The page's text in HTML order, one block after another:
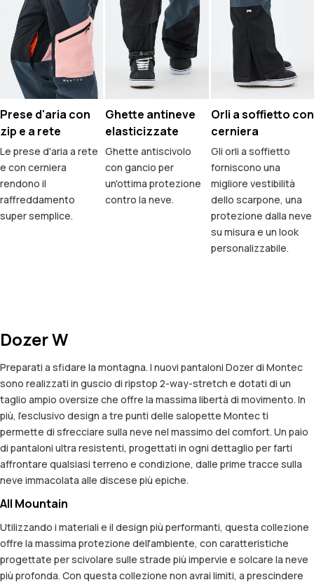
Prese d'aria con
zip e a rete
Le prese d'aria a rete
e con cerniera
rendono il
raffreddamento
super semplice.
Ghette antineve
elasticizzate
Ghette antiscivolo
con gancio per
un'ottima protezione
contro la neve.
Orli a soffietto con
cerniera
Gli orli a soffietto
forniscono una
migliore vestibilità
dello scarpone, una
protezione dalla neve
su misura e un look
personalizzabile.
Dozer W
Preparati a sfidare la montagna. I nuovi pantaloni Dozer di Montec
sono realizzati in guscio di ripstop 2-way-stretch e dotati di un
taglio ampio oversize che offre la massima libertà di movimento. In
più, l’esclusivo design a tre punti delle salopette Montec ti
permette di sfrecciare sulla neve nel massimo del comfort. Un paio
di pantaloni ultra resistenti, progettati in ogni dettaglio per farti
affrontare qualsiasi terreno e condizione, dalle prime tracce sulla
neve immacolata alle discese più epiche.
All Mountain
Utilizzando i materiali e il design più performanti, questa collezione
offre la massima protezione dell'ambiente, con caratteristiche
progettate per scivolare sulle strade più impervie e solcare la neve
più profonda. Con questa collezione non avrai limiti, a prescindere